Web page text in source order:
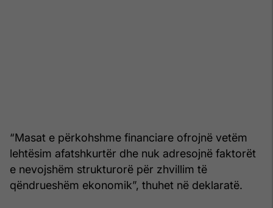
“Masat e përkohshme financiare ofrojnë vetëm
lehtësim afatshkurtër dhe nuk adresojnë faktorët
e nevojshëm strukturorë për zhvillim të
qëndrueshëm ekonomik”, thuhet në deklaratë.